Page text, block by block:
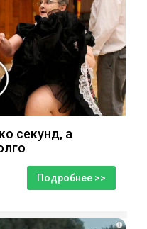
секунд, а
Подробнее >>
i